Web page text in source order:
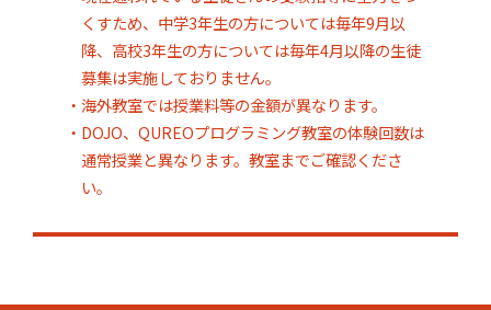
くすため、中学3年生の方については毎年9月以
降、高校3年生の方については毎年4月以降の生徒
募集は実施しておりません。
・海外教室では授業料等の金額が異なります。
・DOJO、QUREOプログラミング教室の体験回数は
通常授業と異なります。教室までご確認くださ
い。